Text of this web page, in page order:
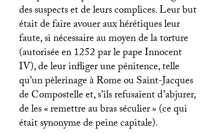
des suspects et de leurs complices. Leur but
était de faire avouer aux hérétiques leur
faute, si nécessaire au moyen de la torture
(autorisée en 1252 par le pape Innocent
IV), de leur infliger une pénitence, telle
qu’un pèlerinage à Rome ou Saint-Jacques
de Compostelle et, s’ils refusaient d’abjurer,
de les «remettre au bras séculier» (ce qui
était synonyme de peine capitale).